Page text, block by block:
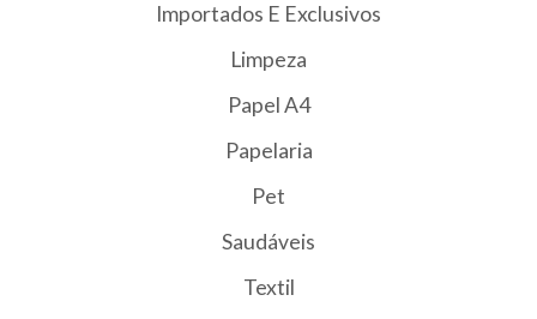
Importados E Exclusivos
Limpeza
Papel A4
Papelaria
Pet
Saudáveis
Textil